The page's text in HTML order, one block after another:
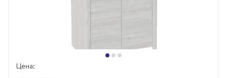
Цена: